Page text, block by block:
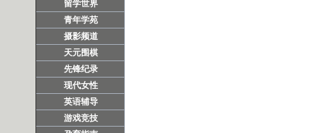
留学世界
青年学苑
摄影频道
天元围棋
先锋纪录
现代女性
英语辅导
游戏竞技